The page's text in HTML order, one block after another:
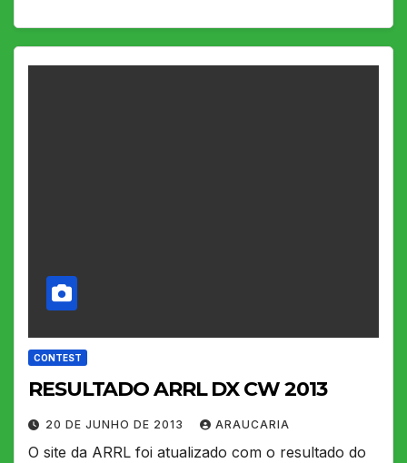
CONTEST
RESULTADO ARRL DX CW 2013
20 DE JUNHO DE 2013 ARAUCARIA
O site da ARRL foi atualizado com o resultado do